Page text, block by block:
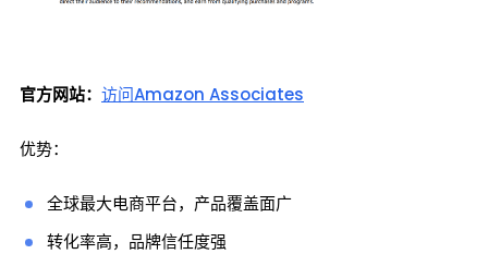
官方网站： 访问Amazon Associates
优势：
全球最大电商平台，产品覆盖面广
转化率高，品牌信任度强